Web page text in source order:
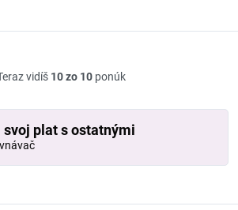
vidíš 10 zo 10ponúk
svoj plat s ostatnými